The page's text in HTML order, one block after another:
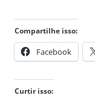
Compartilhe isso:
Facebook
Curtir isso: